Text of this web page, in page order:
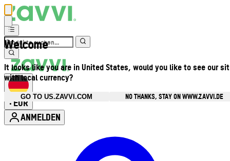
Welcome
It looks like you are in United States, would you like to see our
with local currency?
GO TO US.ZAVVI.COM
NO THANKS, STAY ON WWW.ZAVVI.DE
• EUR
ANMELDEN